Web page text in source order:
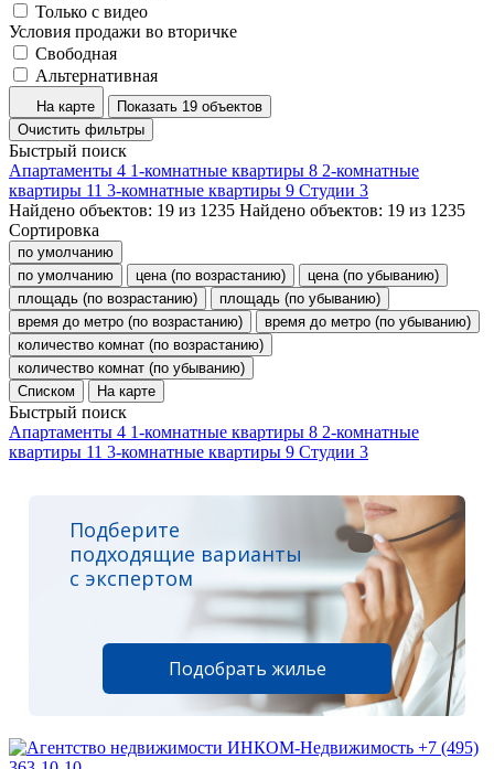
Только с видео
Условия продажи во вторичке
Свободная
Альтернативная
На карте
Показать 19 объектов
Очистить фильтры
Быстрый поиск
Апартаменты 4 1-комнатные квартиры 8 2-комнатные
квартиры 11 3-комнатные квартиры 9 Студии 3
Найдено объектов: 19 из 1235 Найдено объектов: 19 из 1235
Сортировка
по умолчанию
по умолчанию
цена (по возрастанию)
цена (по убыванию)
площадь (по возрастанию)
площадь (по убыванию)
время до метро (по возрастанию)
время до метро (по убыванию)
количество комнат (по возрастанию)
количество комнат (по убыванию)
Списком
На карте
Быстрый поиск
Апартаменты 4 1-комнатные квартиры 8 2-комнатные
квартиры 11 3-комнатные квартиры 9 Студии 3
Подберите
подходящие варианты
с экспертом
Подобрать жилье
+7 (495)